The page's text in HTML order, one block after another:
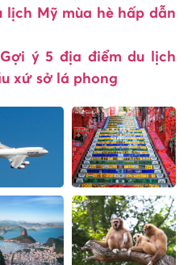
lịch Mỹ mùa hè hấp dẫn
ý 5 địa điểm du lịch
xứ sở lá phong